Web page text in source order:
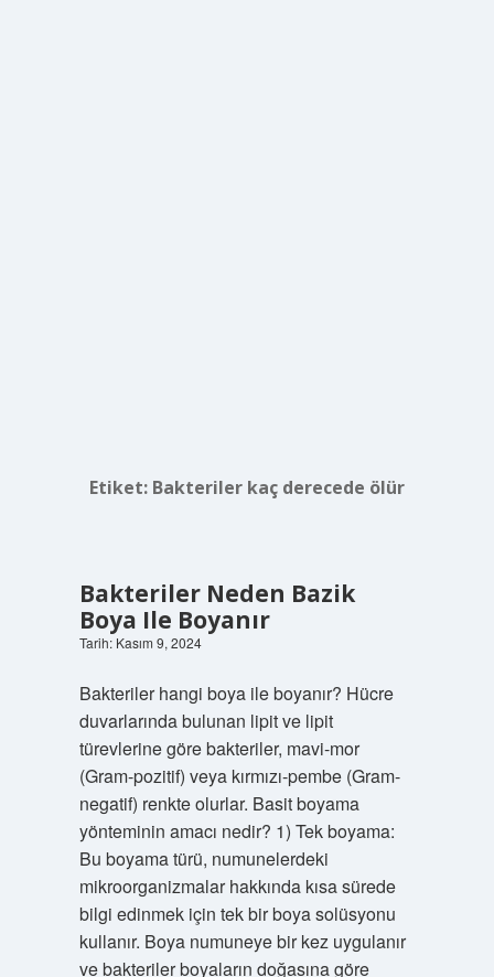
Etiket: Bakteriler kaç derecede ölür
Bakteriler Neden Bazik
Boya Ile Boyanır
Tarih: Kasım 9, 2024
Bakteriler hangi boya ile boyanır? Hücre
duvarlarında bulunan lipit ve lipit
türevlerine göre bakteriler, mavi-mor
(Gram-pozitif) veya kırmızı-pembe (Gram-
negatif) renkte olurlar. Basit boyama
yönteminin amacı nedir? 1) Tek boyama:
Bu boyama türü, numunelerdeki
mikroorganizmalar hakkında kısa sürede
bilgi edinmek için tek bir boya solüsyonu
kullanır. Boya numuneye bir kez uygulanır
ve bakteriler boyaların doğasına göre